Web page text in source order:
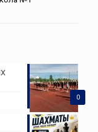
0